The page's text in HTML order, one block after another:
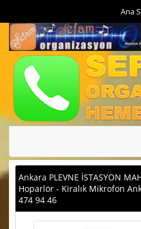
Ana
Ankara PLEVNE İSTASYON
Hoparlör - Kiralık Mikrofon
474 94 46